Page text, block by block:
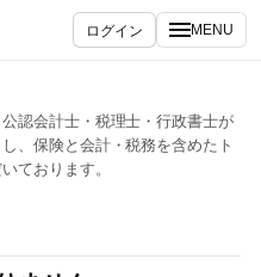
ログイン MENU
認会計士・税理士・行政書士が
、保険と会計・税務を含めたト
ております。